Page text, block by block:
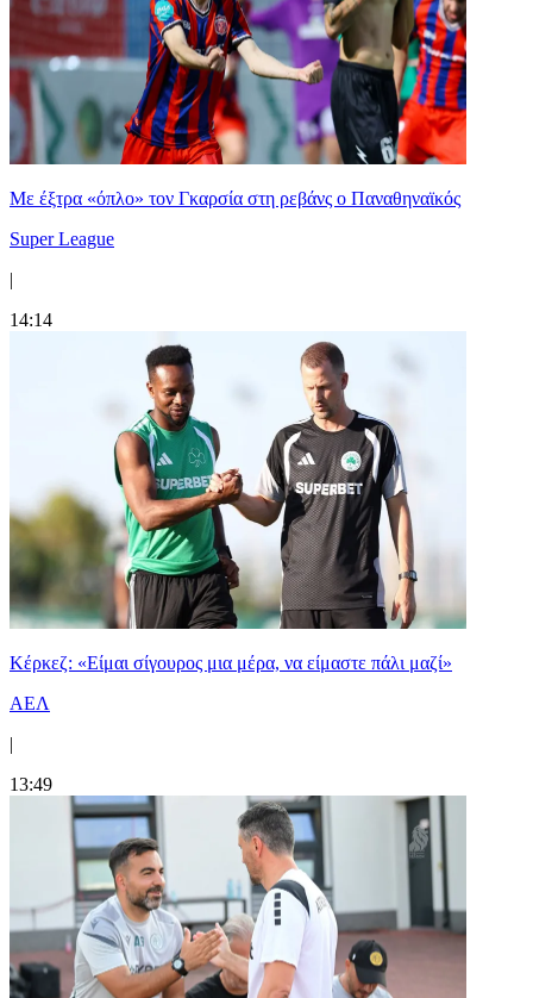
Mε έξτρα «όπλο» τον Γκαρσία στη ρεβάνς ο Παναθηναϊκός
Super League
|
14:14
Κέρκεζ: «Είμαι σίγουρος μια μέρα, να είμαστε πάλι μαζί»
ΑΕΛ
|
13:49